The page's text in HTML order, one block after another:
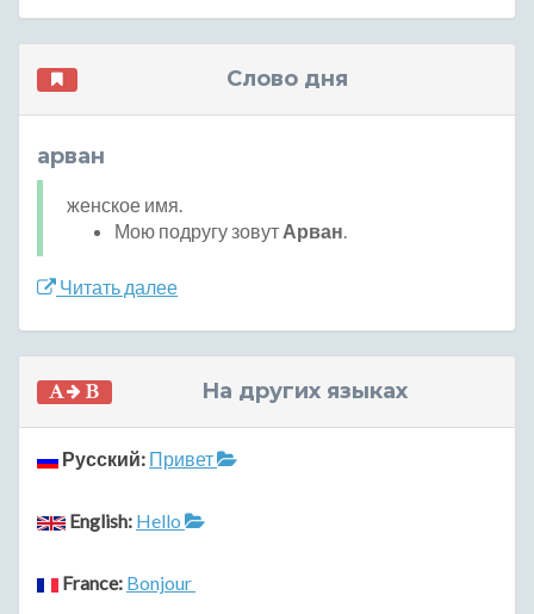
Слово дня
арван
женское имя.
Мою подругу зовут Арван.
Читать далее
На других языках
Русский: Привет
English: Hello
France: Bonjour